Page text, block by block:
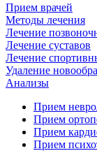
Прием врачей
Методы лечения
Лечение
Лечение суставов
Лечение
Удаление
Анализы
Прием
Прием
Прием
Прием